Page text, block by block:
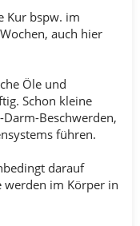
Kur bspw. im
auch hier
Öle und
Schon kleine
Beschwerden,
führen.
darauf
werden im Körper in